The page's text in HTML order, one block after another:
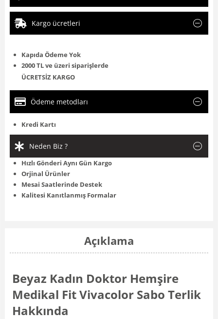
Kargo ücretleri
Kapıda Ödeme Yok
2000 TL ve üzeri siparişlerde
ÜCRETSİZ KARGO
Ödeme metodları
Kredi Kartı
Neden Biz ?
Hızlı Gönderi Aynı Gün Kargo
Orjinal Ürünler
Mesai Saatlerinde Destek
Kalitesi Kanıtlanmış Formalar
Açıklama
Beyaz Kadın Doktor Hemşire
Medikal Fit Vivacolor Sabo Terlik
Hakkında